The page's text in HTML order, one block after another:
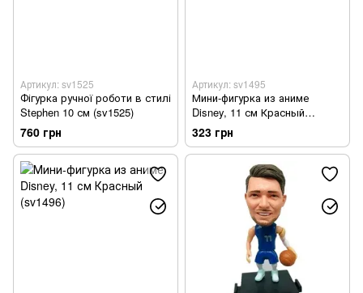
Артикул: sv1525
Фігурка ручної роботи в стилі
Stephen 10 см (sv1525)
760 грн
Артикул: sv1495
Мини-фигурка из аниме
Disney, 11 см Красный
(sv1495)
323 грн